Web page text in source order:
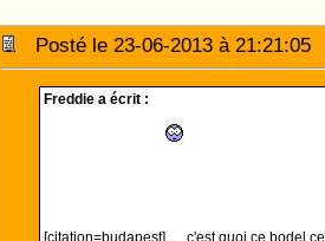
Posté le 23-06-2013 à
Freddie a écrit :
[citation=budapest] c'est quoi ce bodel